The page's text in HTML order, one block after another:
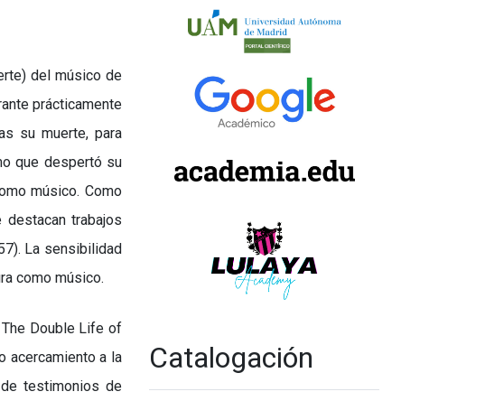
del músico de
prácticamente
su muerte, para
que despertó su
músico. Como
destacan trabajos
La sensibilidad
como músico.
Double Life of
acercamiento a la
testimonios de
Catalogación